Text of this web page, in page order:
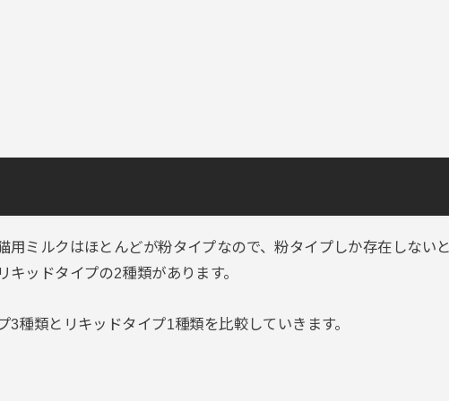
用ミルクはほとんどが粉タイプなので、粉タイプしか存在しないと
キッドタイプの2種類があります。
種類とリキッドタイプ1種類を比較していきます。